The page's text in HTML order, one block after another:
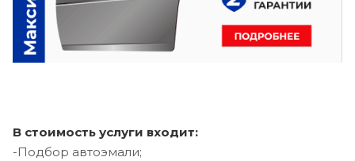
В стоимость услуги входит:
-Подбор автоэмали;